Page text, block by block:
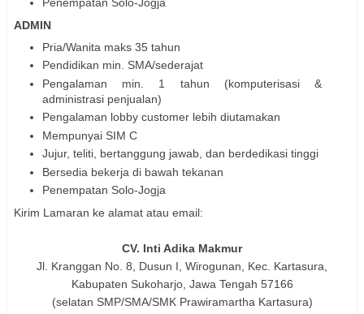
ADMIN
Pria/Wanita maks 35 tahun
Pendidikan min. SMA/sederajat
Pengalaman min. 1 tahun (komputerisasi &
administrasi penjualan)
Pengalaman lobby customer lebih diutamakan
Mempunyai SIM C
Jujur, teliti, bertanggung jawab, dan berdedikasi tinggi
Bersedia bekerja di bawah tekanan
Penempatan Solo-Jogja
Kirim Lamaran ke alamat atau email:
CV. Inti Adika Makmur
Jl. Kranggan No. 8, Dusun I, Wirogunan, Kec. Kartasura,
Kabupaten Sukoharjo, Jawa Tengah 57166
(selatan SMP/SMA/SMK Prawiramartha Kartasura)